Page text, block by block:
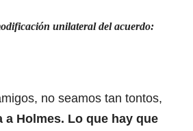
unilateral del acuerdo:
no seamos tan tontos,
a Holmes. Lo que hay que